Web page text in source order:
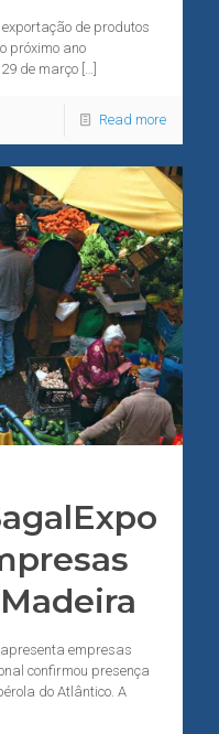
de produtos
próximo ano
29 de março […]
Read more
empresas
confirmou presença
do Atlântico. A